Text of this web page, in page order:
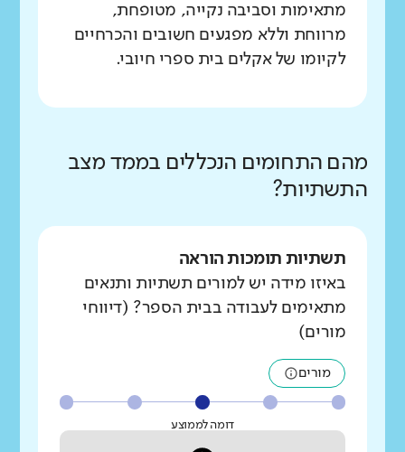
מתאימות וסביבה נקייה, מטופחת,
מרווחת וללא מפגעים חשובים והכרחיים
לקיומו של אקלים בית ספרי חיובי.
מהם התחומים הנכללים בממד מצב
התשתיות?
תשתיות תומכות הוראה
באיזו מידה יש למורים תשתיות ותנאים
מתאימים לעבודה בבית הספר? (דיווחי
מורים)
מורים
דומה לממוצע